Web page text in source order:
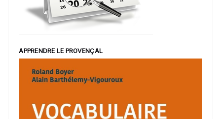
APPRENDRE LE PROVENÇAL